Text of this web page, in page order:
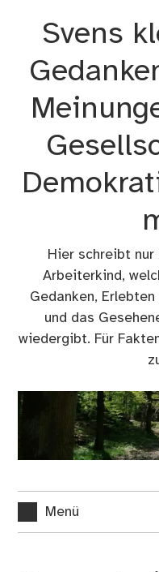
Svens
Hier schreibt nur
Arbeiterkind,
Gedanken,
und das
wiedergibt. Für
Menü